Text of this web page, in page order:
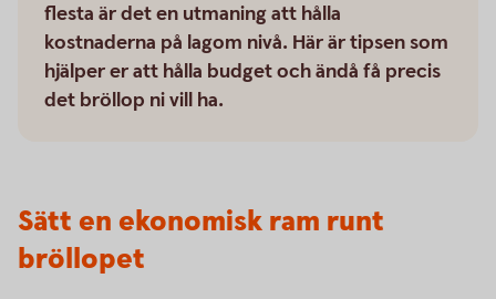
flesta är det en utmaning att hålla
kostnaderna på lagom nivå. Här är tipsen som
hjälper er att hålla budget och ändå få precis
det bröllop ni vill ha.
Sätt en ekonomisk ram runt
bröllopet